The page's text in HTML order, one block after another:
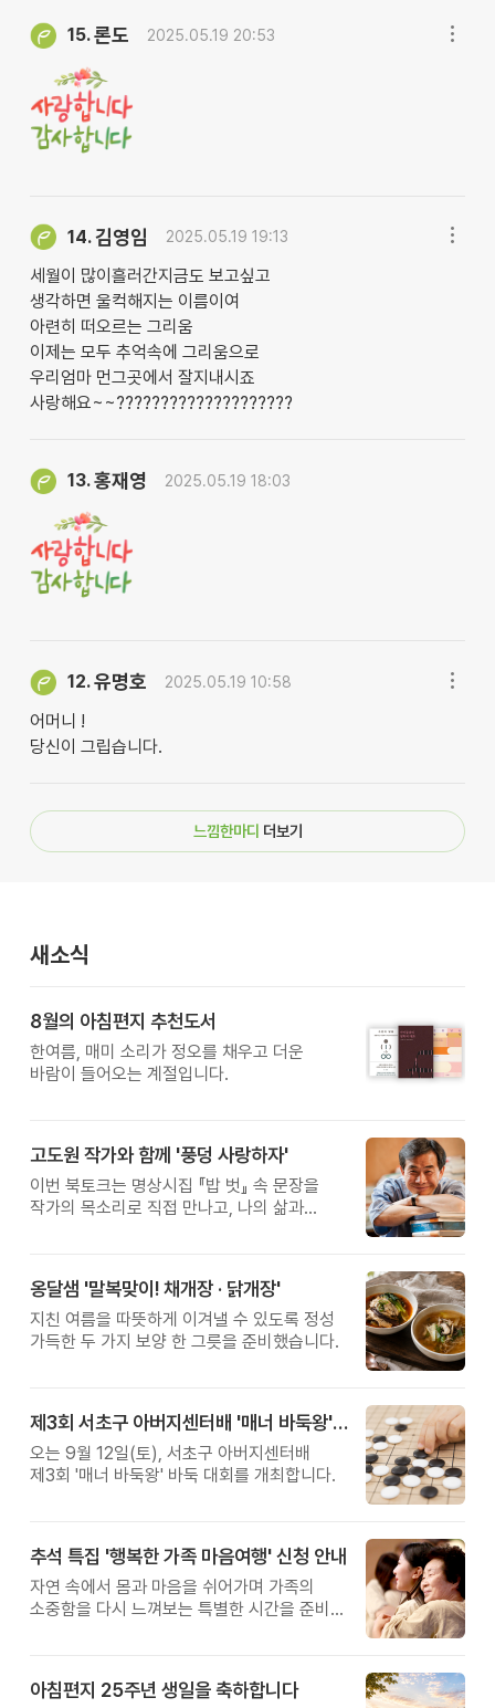
15.론도 2025.05.19 20:53
14.김영임 2025.05.19 19:13
세월이 많이흘러간지금도 보고싶고
생각하면 울컥해지는 이름이여
아련히 떠오르는 그리움
이제는 모두 추억속에 그리움으로
우리엄마 먼그곳에서 잘지내시죠
사랑해요~~????????????????????
13.홍재영 2025.05.19 18:03
12.유명호 2025.05.19 10:58
어머니 !
당신이 그립습니다.
느낌한마디 더보기
새소식
8월의 아침편지 추천도서
한여름, 매미 소리가 정오를 채우고 더운
바람이 들어오는 계절입니다.
고도원 작가와 함께 '풍덩 사랑하자'
이번 북토크는 명상시집 『밥 벗』 속 문장을
작가의 목소리로 직접 만나고, 나의 삶과
옹달샘 '말복맞이! 채개장 · 닭개장'
지친 여름을 따뜻하게 이겨낼 수 있도록 정성
가득한 두 가지 보양 한 그릇을 준비했습니다.
제3회 서초구 아버지센터배 '매너 바둑왕' 대회
오는 9월 12일(토), 서초구 아버지센터배
제3회 '매너 바둑왕' 바둑 대회를 개최합니다.
추석 특집 '행복한 가족 마음여행' 신청 안내
자연 속에서 몸과 마음을 쉬어가며 가족의
소중함을 다시 느껴보는 특별한 시간을 준비해
아침편지 25주년 생일을 축하합니다